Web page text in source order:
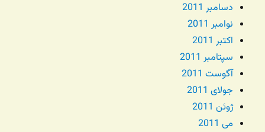
دسامبر 2011
نوامبر 2011
اکتبر 2011
سپتامبر 2011
آگوست 2011
جولای 2011
ژوئن 2011
می 2011